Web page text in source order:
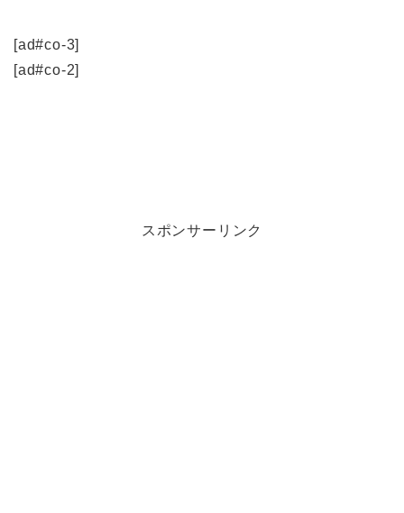
[ad#co-3]
[ad#co-2]
スポンサーリンク